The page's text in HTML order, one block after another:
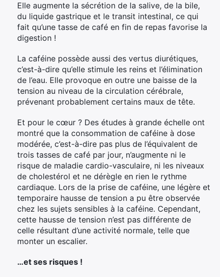
Elle augmente la sécrétion de la salive, de la bile,
du liquide gastrique et le transit intestinal, ce qui
fait qu’une tasse de café en fin de repas favorise la
digestion !
La caféine possède aussi des vertus diurétiques,
c’est-à-dire qu’elle stimule les reins et l’élimination
de l’eau. Elle provoque en outre une baisse de la
tension au niveau de la circulation cérébrale,
prévenant probablement certains maux de tête.
Et pour le cœur ? Des études à grande échelle ont
montré que la consommation de caféine à dose
modérée, c’est-à-dire pas plus de l’équivalent de
trois tasses de café par jour, n’augmente ni le
risque de maladie cardio-vasculaire, ni les niveaux
de cholestérol et ne dérègle en rien le rythme
cardiaque. Lors de la prise de caféine, une légère et
temporaire hausse de tension a pu être observée
chez les sujets sensibles à la caféine. Cependant,
cette hausse de tension n’est pas différente de
celle résultant d’une activité normale, telle que
monter un escalier.
…et ses risques !